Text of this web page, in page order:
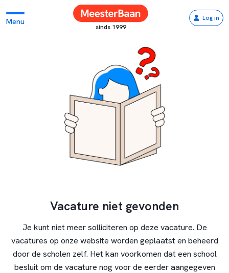
Menu
sinds 1999
Log in
Vacature niet gevonden
Je kunt niet meer solliciteren op deze vacature. De
vacatures op onze website worden geplaatst en beheerd
door de scholen zelf. Het kan voorkomen dat een school
besluit om de vacature nog voor de eerder aangegeven